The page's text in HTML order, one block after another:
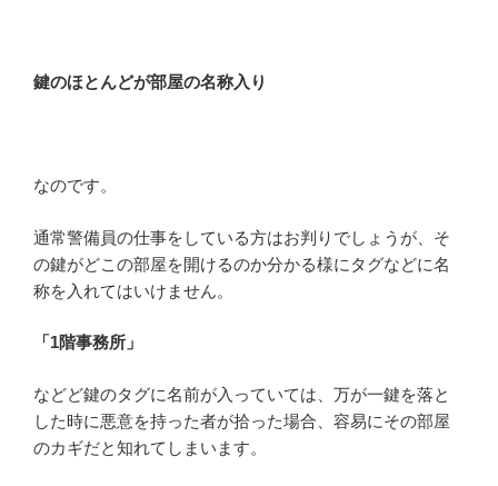
鍵のほとんどが部屋の名称入り
なのです。
通常警備員の仕事をしている方はお判りでしょうが、そ
の鍵がどこの部屋を開けるのか分かる様にタグなどに名
称を入れてはいけません。
「1階事務所」
などど鍵のタグに名前が入っていては、万が一鍵を落と
した時に悪意を持った者が拾った場合、容易にその部屋
のカギだと知れてしまいます。